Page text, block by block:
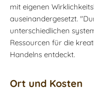
mit eigenen
auseinandergesetzt.
unterschiedlichen
Ressourcen für die
Handelns entdeckt.
Ort und Kosten